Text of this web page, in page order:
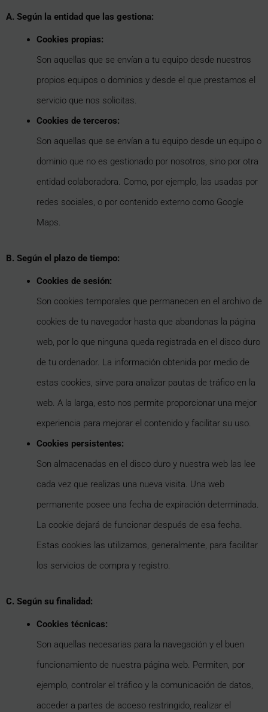
A. Según la entidad que las gestiona:
Cookies propias:
Son aquellas que se envían a tu equipo desde nuestros
propios equipos o dominios y desde el que prestamos el
servicio que nos solicitas.
Cookies de terceros:
Son aquellas que se envían a tu equipo desde un equipo o
dominio que no es gestionado por nosotros, sino por otra
entidad colaboradora. Como, por ejemplo, las usadas por
redes sociales, o por contenido externo como Google
Maps.
B. Según el plazo de tiempo:
Cookies de sesión:
Son cookies temporales que permanecen en el archivo de
cookies de tu navegador hasta que abandonas la página
web, por lo que ninguna queda registrada en el disco duro
de tu ordenador. La información obtenida por medio de
estas cookies, sirve para analizar pautas de tráfico en la
web. A la larga, esto nos permite proporcionar una mejor
experiencia para mejorar el contenido y facilitar su uso.
Cookies persistentes:
Son almacenadas en el disco duro y nuestra web las lee
cada vez que realizas una nueva visita. Una web
permanente posee una fecha de expiración determinada.
La cookie dejará de funcionar después de esa fecha.
Estas cookies las utilizamos, generalmente, para facilitar
los servicios de compra y registro.
C. Según su finalidad:
Cookies técnicas:
Son aquellas necesarias para la navegación y el buen
funcionamiento de nuestra página web. Permiten, por
ejemplo, controlar el tráfico y la comunicación de datos,
acceder a partes de acceso restringido, realizar el